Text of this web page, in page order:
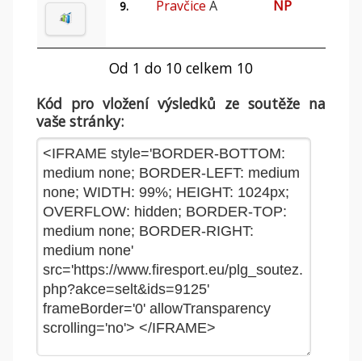
9. Pravčice A NP
Od 1 do 10 celkem 10
Kód pro vložení výsledků ze soutěže na
vaše stránky: